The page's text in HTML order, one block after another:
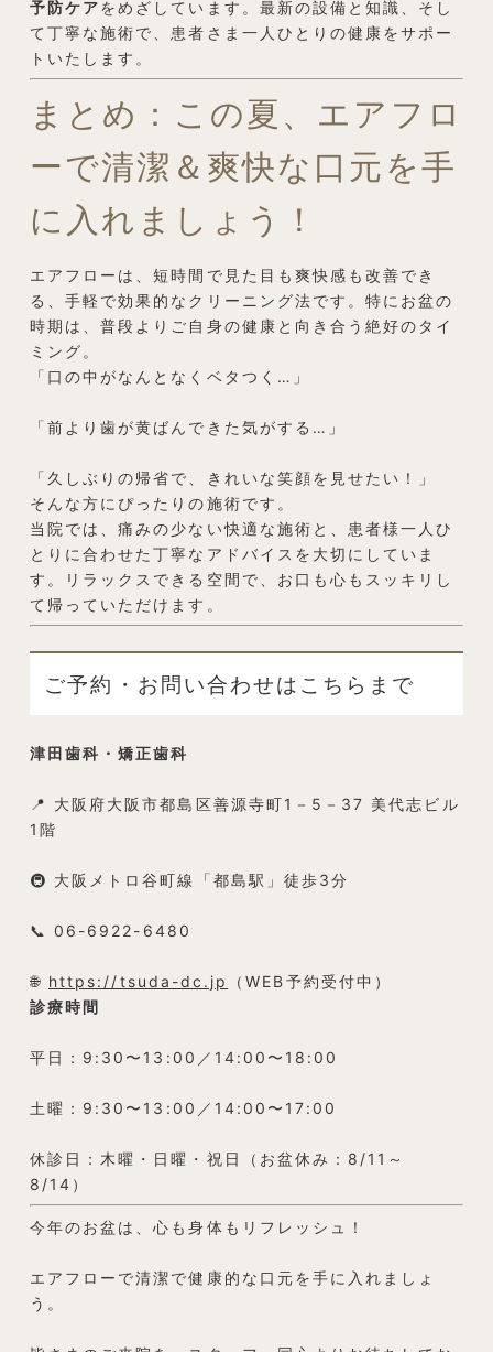
予防ケアをめざしています。最新の設備と知識、そし
て丁寧な施術で、患者さま一人ひとりの健康をサポー
トいたします。
まとめ：この夏、エアフロ
ーで清潔＆爽快な口元を手
に入れましょう！
エアフローは、短時間で見た目も爽快感も改善でき
る、手軽で効果的なクリーニング法です。特にお盆の
時期は、普段よりご自身の健康と向き合う絶好のタイ
ミング。
「口の中がなんとなくベタつく…」
「前より歯が黄ばんできた気がする…」
「久しぶりの帰省で、きれいな笑顔を見せたい！」
そんな方にぴったりの施術です。
当院では、痛みの少ない快適な施術と、患者様一人ひ
とりに合わせた丁寧なアドバイスを大切にしていま
す。リラックスできる空間で、お口も心もスッキリし
て帰っていただけます。
ご予約・お問い合わせはこちらまで
津田歯科・矯正歯科
📍 大阪府大阪市都島区善源寺町1－5－37 美代志ビル
1階
🚇 大阪メトロ谷町線「都島駅」徒歩3分
📞 06-6922-6480
🌐 https://tsuda-dc.jp
（WEB予約受付中）
診療時間
平日：9:30〜13:00／14:00〜18:00
土曜：9:30〜13:00／14:00〜17:00
休診日：木曜・日曜・祝日（お盆休み：8/11～
8/14）
今年のお盆は、心も身体もリフレッシュ！
エアフローで清潔で健康的な口元を手に入れましょ
う。